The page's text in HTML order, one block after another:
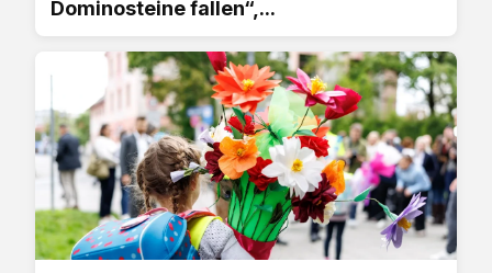
Dominosteine fallen“,...